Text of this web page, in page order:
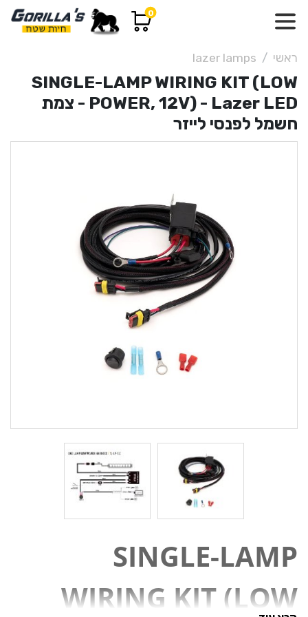
0
ראשי lazer lamps
SINGLE-LAMP WIRING KIT (LOW
POWER, 12V) - Lazer LED - צמת
חשמל לפנסי לייזר
SINGLE-LAMP
WIRING KIT (LOW